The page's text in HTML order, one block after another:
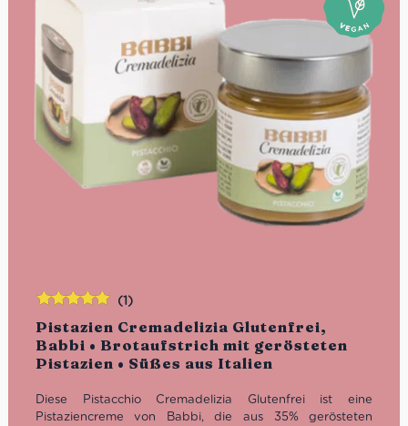
Pistazien Cremadelizia Glutenfrei,
Babbi • Brotaufstrich mit gerösteten
Pistazien • Süßes aus Italien
(1)
Diese Pistacchio Cremadelizia Glutenfrei ist eine
Pistaziencreme von Babbi, die aus 35% gerösteten
Bewertet
mit5.00von
5